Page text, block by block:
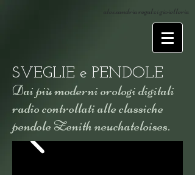
alessandria regalzi gioielleria
SVEGLIE e PENDOLE
Dai più moderni orologi digitali
radio controllati alle classiche
pendole Zenith neuchateloises.